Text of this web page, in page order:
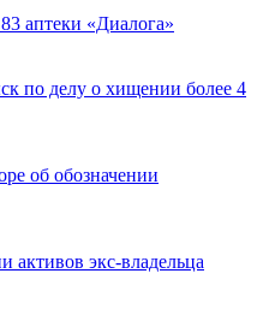
аптеки «Диалога»
по делу о хищении более 4
об обозначении
активов экс-владельца